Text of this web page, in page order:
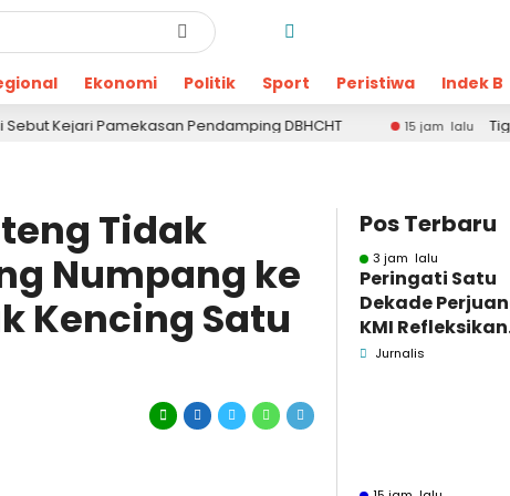
Ekonomi Politik Sport Peristiwa Indek
Pendamping DBHCHT 15 jam lalu
Tiga Terduga
Tidak
Numpang ke
Kencing Satu
Pos Terbaru
3 jam lalu
Peringati Satu
Dekade
KMI Refleksikan
Kontribusi untuk
Jurnalis